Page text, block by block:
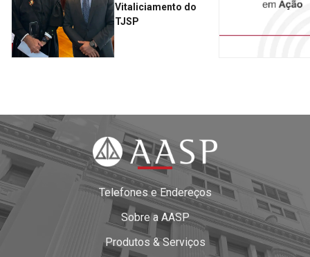
Vitaliciamento do
TJSP
Telefones e Endereços
Sobre a AASP
Produtos & Serviços